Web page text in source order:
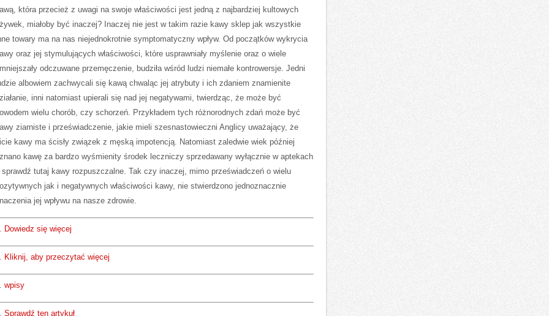
która przecież z uwagi na swoje właściwości jest jedną z najbardziej kultowych
miałoby być inaczej? Inaczej nie jest w takim razie kawy sklep jak wszystkie
towary ma na nas niejednokrotnie symptomatyczny wpływ. Od początków wykrycia
oraz jej stymulujących właściwości, które usprawniały myślenie oraz o wiele
odczuwane przemęczenie, budziła wśród ludzi niemałe kontrowersje. Jedni
albowiem zachwycali się kawą chwaląc jej atrybuty i ich zdaniem znamienite
inni natomiast upierali się nad jej negatywami, twierdząc, że może być
wielu chorób, czy schorzeń. Przykładem tych różnorodnych zdań może być
ziarniste i przeświadczenie, jakie mieli szesnastowieczni Anglicy uważający, że
kawy ma ścisły związek z męską impotencją. Natomiast zaledwie wiek później
kawę za bardzo wyśmienity środek leczniczy sprzedawany wyłącznie w aptekach
sprawdź tutaj kawy rozpuszczalne. Tak czy inaczej, mimo przeświadczeń o wielu
jak i negatywnych właściwości kawy, nie stwierdzono jednoznacznie
jej wpływu na nasze zdrowie.
Dowiedz się więcej
Kliknij, aby przeczytać więcej
wpisy
Sprawdź ten artykuł